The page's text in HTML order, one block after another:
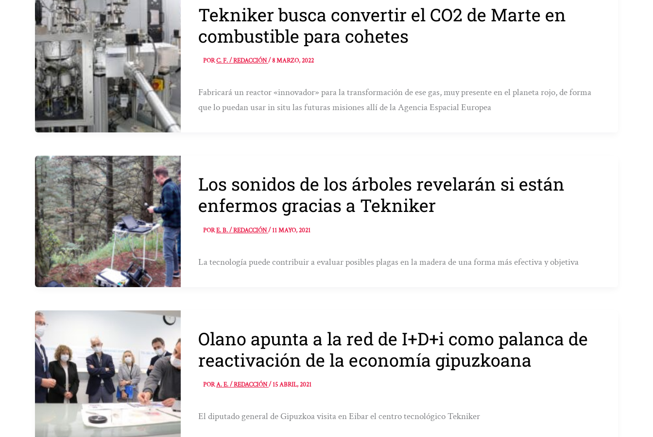
Tekniker busca convertir el CO2 de Marte en
combustible para cohetes
PORC. F. / REDACCIÓN/8 MARZO, 2022
Fabricará un reactor «innovador» para la transformación de ese gas, muy presente en el planeta rojo, de forma
que lo puedan usar in situ las futuras misiones allí de la Agencia Espacial Europea
Los sonidos de los árboles revelarán si están
enfermos gracias a Tekniker
PORE. B. / REDACCIÓN/11 MAYO, 2021
La tecnología puede contribuir a evaluar posibles plagas en la madera de una forma más efectiva y objetiva
Olano apunta a la red de I+D+i como palanca de
reactivación de la economía gipuzkoana
PORA. E. / REDACCIÓN/15 ABRIL, 2021
El diputado general de Gipuzkoa visita en Eibar el centro tecnológico Tekniker